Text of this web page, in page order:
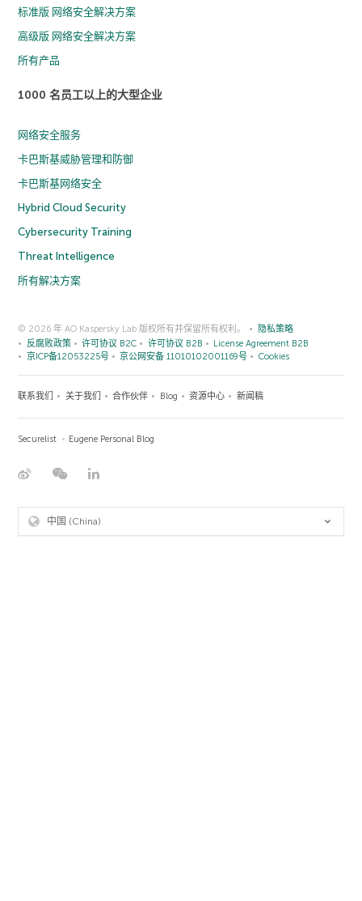
标准版 网络安全解决方案
高级版 网络安全解决方案
所有产品
1000 名员工以上的大型企业
网络安全服务
卡巴斯基威胁管理和防御
卡巴斯基网络安全
Hybrid Cloud Security
Cybersecurity Training
Threat Intelligence
所有解决方案
© 2026 年 AO Kaspersky Lab 版权所有并保留所有权利。
隐私策略
反腐败政策
许可协议 B2C 许可协议 B2B
License Agreement B2B
京ICP备12053225号
京公网安备 11010102001169号 Cookies
联系我们 关于我们 合作伙伴 Blog 资源中心 新闻稿
Securelist Eugene Personal Blog
中国 (China)